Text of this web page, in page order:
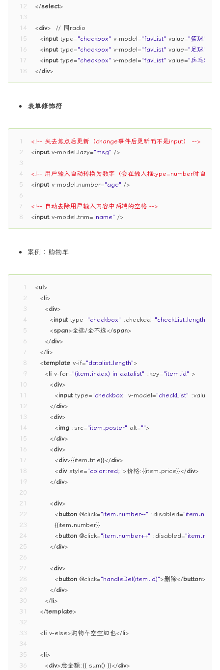
12
13
14
15
16
17
18
</select>
<div>
  // 同radio
<input type="checkbox" v-model="favList" value="篮球"
<input type="checkbox" v-model="favList" value="足球"
<input type="checkbox" v-model="favList" value="乒乓球"
</div>
表单修饰符
1
2
3
4
5
6
7
8
<!-- 失去焦点后更新（change事件后更新而不是input） -->
<input v-model.lazy="msg" />
<!-- 用户输入自动转换为数字（会在输入框type=number时自动
<input v-model.number="age" />
<!-- 自动去除用户输入内容中两端的空格 -->
<input v-model.trim="name" />
案例：购物车
1
2
3
4
5
6
7
8
9
10
11
12
13
14
15
16
17
18
19
20
21
22
23
24
25
26
27
28
29
30
31
32
33
34
35
36
<ul>
<li>
<div>
<input type="checkbox" :checked="checkList.length>0
<span>全选/全不选</span>
</div>
</li>
<template v-if="datalist.length">
<li v-for="(item,index) in datalist" :key="item.id" >
<div>
<input type="checkbox" v-model="checkList" :value
</div>
<div>
<img :src="item.poster" alt="">
</div>
<div>
<div>{{item.title}}</div>
<div style="color:red;">价格:{{item.price}}</div>
</div>
<div>
<button @click="item.number--" :disabled=
        {{item.number}}
<button @click="item.number++" :disabled=
</div>
<div>
<button @click="handleDel(item.id)">删除</button>
</div>
</li>
</template>
<li v-else>购物车空空如也</li>
<li>
<div>总金额:{{ sum() }}</div>